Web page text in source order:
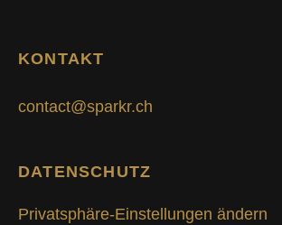
KONTAKT
contact@sparkr.ch
DATENSCHUTZ
Privatsphäre-Einstellungen ändern